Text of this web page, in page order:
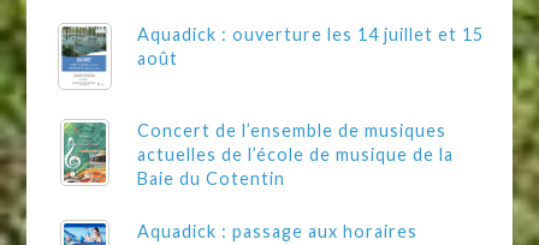
Aquadick : ouverture les 14 juillet et 15
août
Concert de l’ensemble de musiques
actuelles de l’école de musique de la
Baie du Cotentin
Aquadick : passage aux horaires